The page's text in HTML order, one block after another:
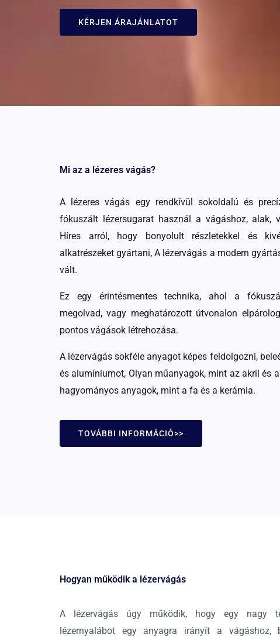
KÉRJEN ÁRAJÁNLATOT
Mi az a lézeres vágás?
A lézeres vágás egy rendkívül sokoldalú és
fókuszált lézersugarat használ a vágáshoz, alak,
Híres arról, hogy bonyolult részletekkel és
alkatrészeket gyártani, A lézervágás a modern
vált.
Ez egy érintésmentes technika, ahol a
megolvad, vagy meghatározott útvonalon
pontos vágások létrehozása.
A lézervágás sokféle anyagot képes feldolgozni,
és alumíniumot, Olyan műanyagok, mint az akril és
hagyományos anyagok, mint a fa és a kerámia.
TOVÁBBI INFORMÁCIÓ>>
Hogyan működik a lézervágás
A lézervágás úgy működik, hogy egy nagy
lézernyalábot egy anyagra irányít a vágáshoz,